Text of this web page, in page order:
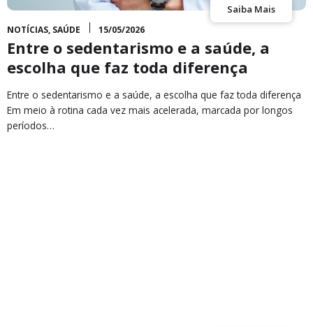
Saiba Mais
NOTÍCIAS, SAÚDE 15/05/2026
Entre o sedentarismo e a saúde, a
escolha que faz toda diferença
Entre o sedentarismo e a saúde, a escolha que faz toda diferença
Em meio à rotina cada vez mais acelerada, marcada por longos
períodos…